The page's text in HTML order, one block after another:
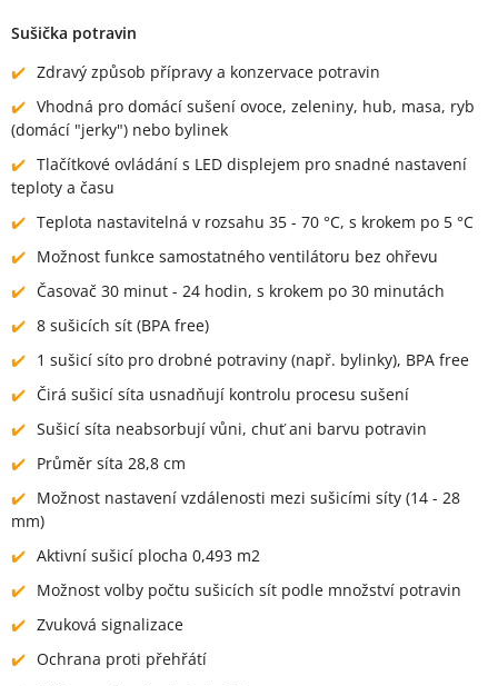
Sušička potravin
Zdravý způsob přípravy a konzervace potravin
Vhodná pro domácí sušení ovoce, zeleniny, hub, masa, ryb
(domácí "jerky") nebo bylinek
Tlačítkové ovládání s LED displejem pro snadné nastavení
teploty a času
Teplota nastavitelná v rozsahu 35 - 70 °C, s krokem po 5 °C
Možnost funkce samostatného ventilátoru bez ohřevu
Časovač 30 minut - 24 hodin, s krokem po 30 minutách
8 sušicích sít (BPA free)
1 sušicí síto pro drobné potraviny (např. bylinky), BPA free
Čirá sušicí síta usnadňují kontrolu procesu sušení
Sušicí síta neabsorbují vůni, chuť ani barvu potravin
Průměr síta 28,8 cm
Možnost nastavení vzdálenosti mezi sušicími síty (14 - 28
mm)
Aktivní sušicí plocha 0,493 m2
Možnost volby počtu sušicích sít podle množství potravin
Zvuková signalizace
Ochrana proti přehřátí